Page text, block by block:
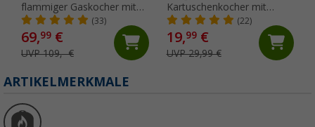
flammiger Gaskocher mit
Zündsicherung (33)
69,99 €
UVP 109,- €
Kartuschenkocher mit
Koffer 2.200 W (22)
19,99€
UVP 29,99 €
ARTIKELMERKMALE